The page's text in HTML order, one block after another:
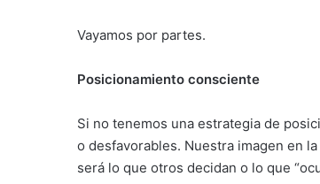
Vayamos por partes.
Posicionamiento consciente
Si no tenemos una estrategia de
o desfavorables. Nuestra imagen en
será lo que otros decidan o lo que